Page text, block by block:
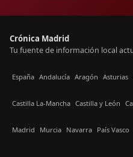
Crónica Madrid
Tu fuente de información local
España Andalucía Aragón Asturias
Castilla La-Mancha Castilla y León
Madrid Murcia Navarra País Vasco